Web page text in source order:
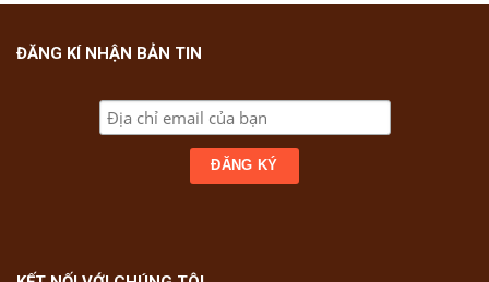
ĐĂNG KÍ NHẬN BẢN TIN